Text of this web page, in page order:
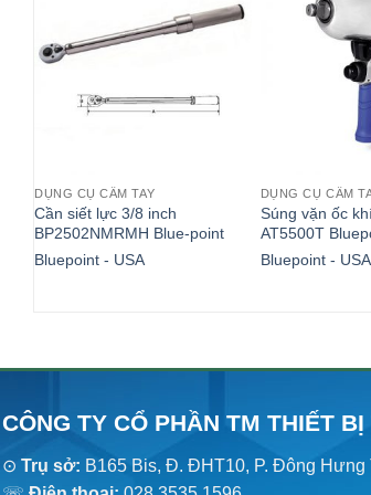
DỤNG CỤ CẦM TAY
Cần siết lực 3/8 inch
BP2502NMRMH Blue-point
Bluepoint - USA
DỤNG CỤ CẦM
Súng vặn ốc
AT5500T
Bluepoint - USA
CÔNG TY CỔ PHẦN TM THIẾT
⊙ Trụ sở: B165 Bis, Đ. ĐHT10, P. Đông Hưng